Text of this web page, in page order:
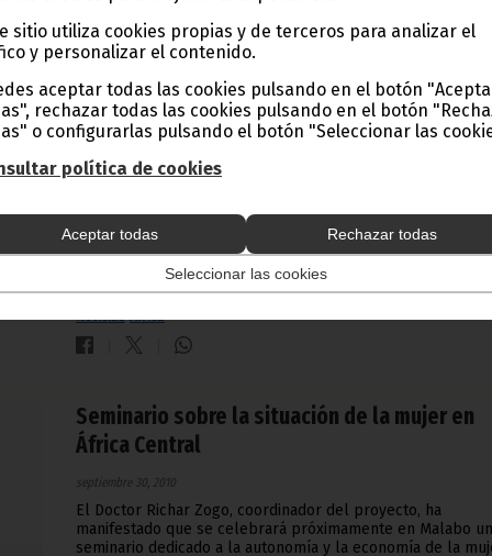
sitio utiliza cookies propias y de terceros para analizar el
y personalizar el contenido.
aceptar todas las cookies pulsando en el botón
rechazar todas las cookies pulsando en el botón
o configurarlas pulsando el botón "Seleccionar las
política de cookies
Aceptar todas Rechazar todas
Seleccionar las cookies
Clausura del Segundo Foro África–India en
Abeba
mayo 26, 2011
La firma del documento de Declaración de Addis Abeba,
beneficio mutuo de sus pueblos, destacando los sectores
economía, política, ciencia, tecnología, investigación y
desarrollo, desarrollo social y creación de capacidades y
aspectos de salud, ocio, cultura, turismo, etc.
Noticias África
Seminario sobre la situación de la mujer en
África Central
septiembre 30, 2010
El Doctor Richar Zogo, coordinador del proyecto, ha
manifestado que se celebrará próximamente en Malabo un
seminario dedicado a la autonomía y la economía de la